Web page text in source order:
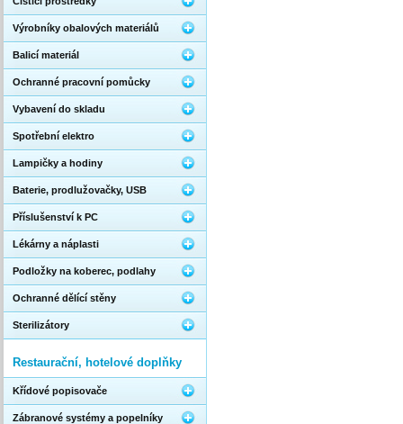
Výrobníky obalových materiálů
Balicí materiál
Ochranné pracovní pomůcky
Vybavení do skladu
Spotřební elektro
Lampičky a hodiny
Baterie, prodlužovačky, USB
Příslušenství k PC
Lékárny a náplasti
Podložky na koberec, podlahy
Ochranné dělící stěny
Sterilizátory
Restaurační, hotelové doplňky
Křídové popisovače
Zábranové systémy a popelníky